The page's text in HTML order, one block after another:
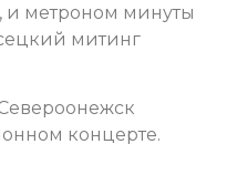
и метроном минуты
митинг
концерте.